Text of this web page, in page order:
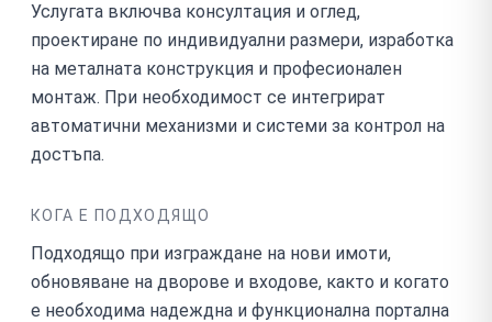
Услугата включва консултация и оглед,
проектиране по индивидуални размери, изработка
на металната конструкция и професионален
монтаж. При необходимост се интегрират
автоматични механизми и системи за контрол на
достъпа.
КОГА Е ПОДХОДЯЩО
Подходящо при изграждане на нови имоти,
обновяване на дворове и входове, както и когато
е необходима надеждна и функционална портална